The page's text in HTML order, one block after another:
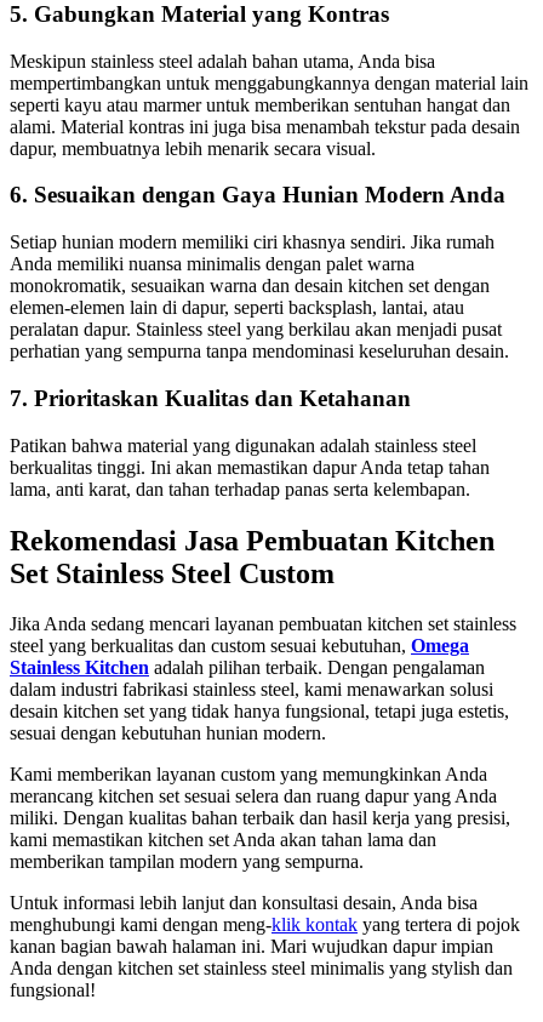
5. Gabungkan Material yang Kontras
Meskipun stainless steel adalah bahan utama, Anda bisa
mempertimbangkan untuk menggabungkannya dengan material lain
seperti kayu atau marmer untuk memberikan sentuhan hangat dan
alami. Material kontras ini juga bisa menambah tekstur pada desain
dapur, membuatnya lebih menarik secara visual.
6. Sesuaikan dengan Gaya Hunian Modern Anda
Setiap hunian modern memiliki ciri khasnya sendiri. Jika rumah
Anda memiliki nuansa minimalis dengan palet warna
monokromatik, sesuaikan warna dan desain kitchen set dengan
elemen-elemen lain di dapur, seperti backsplash, lantai, atau
peralatan dapur. Stainless steel yang berkilau akan menjadi pusat
perhatian yang sempurna tanpa mendominasi keseluruhan desain.
7. Prioritaskan Kualitas dan Ketahanan
Patikan bahwa material yang digunakan adalah stainless steel
berkualitas tinggi. Ini akan memastikan dapur Anda tetap tahan
lama, anti karat, dan tahan terhadap panas serta kelembapan.
Rekomendasi Jasa Pembuatan Kitchen
Set Stainless Steel Custom
Jika Anda sedang mencari layanan pembuatan kitchen set stainless
steel yang berkualitas dan custom sesuai kebutuhan, Omega
Stainless Kitchen adalah pilihan terbaik. Dengan pengalaman
dalam industri fabrikasi stainless steel, kami menawarkan solusi
desain kitchen set yang tidak hanya fungsional, tetapi juga estetis,
sesuai dengan kebutuhan hunian modern.
Kami memberikan layanan custom yang memungkinkan Anda
merancang kitchen set sesuai selera dan ruang dapur yang Anda
miliki. Dengan kualitas bahan terbaik dan hasil kerja yang presisi,
kami memastikan kitchen set Anda akan tahan lama dan
memberikan tampilan modern yang sempurna.
Untuk informasi lebih lanjut dan konsultasi desain, Anda bisa
menghubungi kami dengan meng-klik kontak yang tertera di pojok
kanan bagian bawah halaman ini. Mari wujudkan dapur impian
Anda dengan kitchen set stainless steel minimalis yang stylish dan
fungsional!